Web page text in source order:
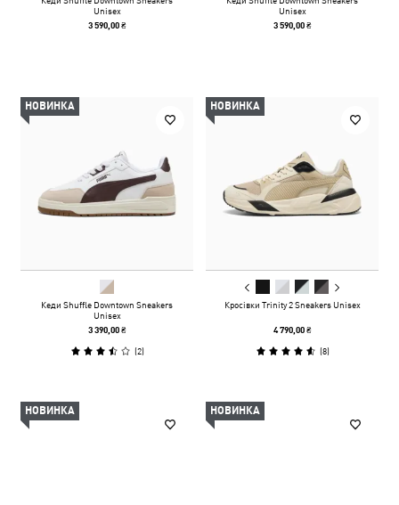
Unisex
3 590,00 ₴
Unisex
3 590,00 ₴
НОВИНКА
Кеди Shuffle Downtown Sneakers
Unisex
3 390,00 ₴
(2)
НОВИНКА
Кросівки Trinity 2 Sneakers Unisex
4 790,00 ₴
(8)
НОВИНКА НОВИНКА